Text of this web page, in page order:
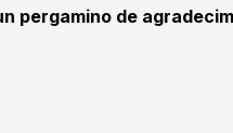
pergamino de